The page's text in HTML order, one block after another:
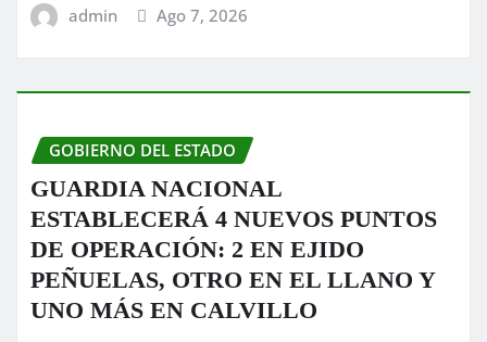
admin Ago 7, 2026
GOBIERNO DEL ESTADO
GUARDIA NACIONAL
ESTABLECERÁ 4 NUEVOS PUNTOS
DE OPERACIÓN: 2 EN EJIDO
PEÑUELAS, OTRO EN EL LLANO Y
UNO MÁS EN CALVILLO